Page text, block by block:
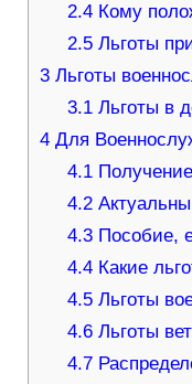
2.4 Кому
2.5 Льготы
3Льготы
3.1 Льготы в
4Для
4.1
4.2
4.3 Пособие,
4.4 Какие
4.5 Льготы
4.6 Льготы
4.7